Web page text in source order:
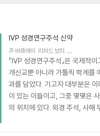
IVP 성경연구주석 신약
존 바클레이 리처드 보컴 스캇 맥나이트
『IVP 성경연구주석』은 국제적
개신교뿐 아니라 가톨릭 학계를
과를 담았다. 기고자 대부분은
이 있는 이들이고, 그중 몇몇은
의 위치에 있다. 외경 주석, 사해
두 개의 글, 위경에 대한 개론, 심